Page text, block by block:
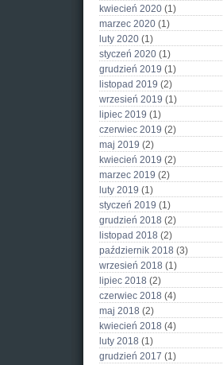
kwiecień 2020 (1)
marzec 2020 (1)
luty 2020 (1)
styczeń 2020 (1)
grudzień 2019 (1)
listopad 2019 (2)
wrzesień 2019 (1)
lipiec 2019 (1)
czerwiec 2019 (2)
maj 2019 (2)
kwiecień 2019 (2)
marzec 2019 (2)
luty 2019 (1)
styczeń 2019 (1)
grudzień 2018 (2)
listopad 2018 (2)
październik 2018 (3)
wrzesień 2018 (1)
lipiec 2018 (2)
czerwiec 2018 (4)
maj 2018 (2)
kwiecień 2018 (4)
luty 2018 (1)
grudzień 2017 (1)